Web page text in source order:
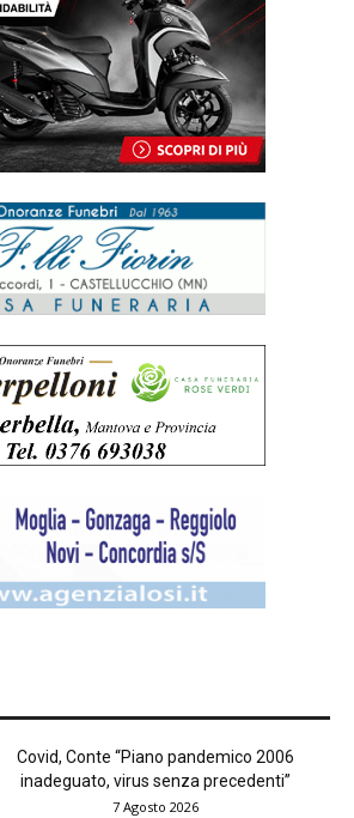
Covid, Conte “Piano pandemico 2006
inadeguato, virus senza precedenti”
7 Agosto 2026